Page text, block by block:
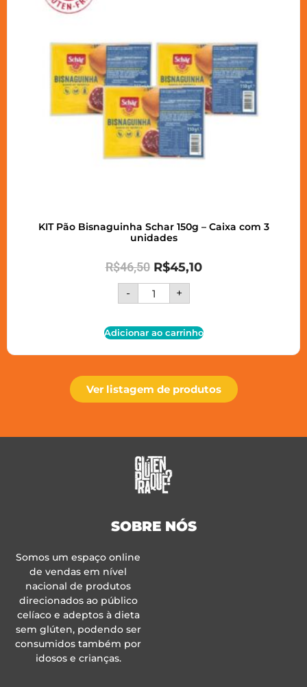
KIT Pão Bisnaguinha Schar 150g – Caixa com 3
unidades
R$46,50 R$45,10
- +
Adicionar ao carrinho
Ver listagem de produtos
SOBRE NÓS
Somos um espaço online
de vendas em nível
nacional de produtos
direcionados ao público
celíaco e adeptos à dieta
sem glúten, podendo ser
consumidos também por
idosos e crianças.